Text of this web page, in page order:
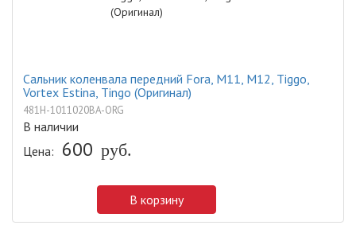
Сальник коленвала передний Fora, M11, M12, Tiggo,
Vortex Estina, Tingo (Оригинал)
481H-1011020BA-ORG
В наличии
Цена: 600 руб.
В корзину